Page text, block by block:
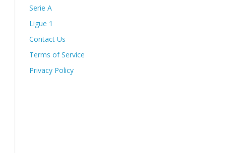
Serie A
Ligue 1
Contact Us
Terms of Service
Privacy Policy